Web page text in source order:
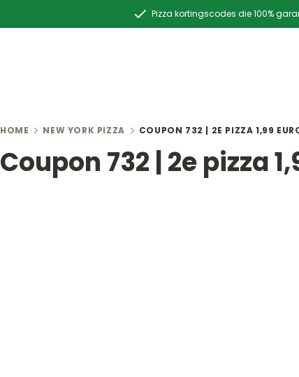
Pizza kortingscodes die 100%
HOME NEW YORK PIZZA COUPON 732 | 2E PIZZA 1,99
Coupon 732 | 2e pizza